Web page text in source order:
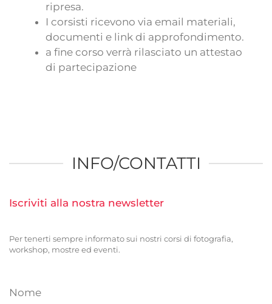
ripresa.
I corsisti ricevono via email materiali,
documenti e link di approfondimento.
a fine corso verrà rilasciato un attestao
di partecipazione
INFO/CONTATTI
Iscriviti alla nostra newsletter
Per tenerti sempre informato sui nostri corsi di fotografia,
workshop, mostre ed eventi.
Nome